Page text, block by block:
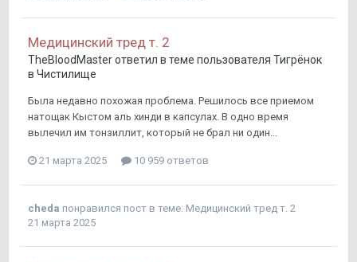
Медицинский тред т. 2
TheBloodMasterответил в теме пользователя Тигрёнок
в Чистилище
Была недавно похожая проблема. Решилось все приемом
натощак Кыстом аль хинди в капсулах. В одно время
вылечил им тонзиллит, который не брал ни один...
21 марта 2025 10 959 ответов
cheda понравился пост в теме: Медицинский тред т. 2
21 марта 2025